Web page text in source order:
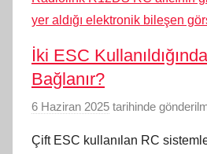
İki ESC
Bağlanır?
6 Haziran 2025 tarihinde
Çift ESC kullanılan RC